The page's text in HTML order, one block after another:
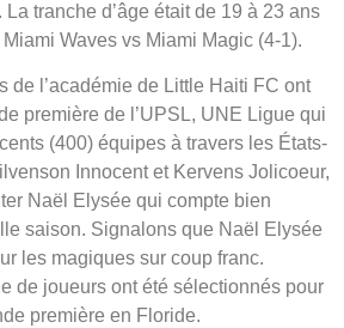
tranche d’âge était de 19 à 23 ans
Waves vs Miami Magic (4-1).
de l’académie de Little Haiti FC ont
première de l’UPSL, UNE Ligue qui
(400) équipes à travers les États-
Innocent et Kervens Jolicoeur,
Naël Elysée qui compte bien
saison. Signalons que Naël Elysée
les magiques sur coup franc.
de joueurs ont été sélectionnés pour
première en Floride.